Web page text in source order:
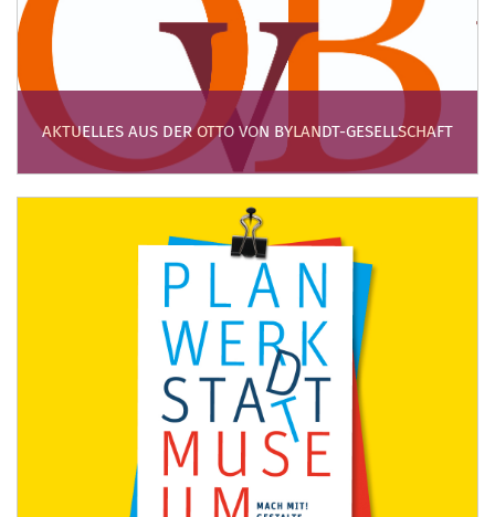
AKTUELLES AUS DER OTTO VON BYLANDT-GESELLSCHAFT